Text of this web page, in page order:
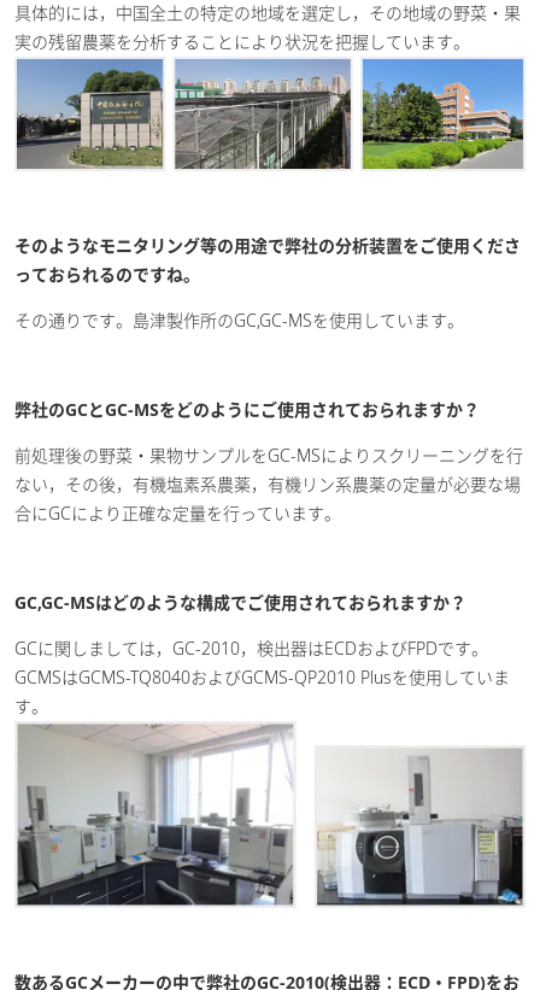
具体的には，中国全土の特定の地域を選定し，その地域の野菜・果
実の残留農薬を分析することにより状況を把握しています。
そのようなモニタリング等の用途で弊社の分析装置をご使用くださ
っておられるのですね。
その通りです。島津製作所のGC,GC-MSを使用しています。
弊社のGCとGC-MSをどのようにご使用されておられますか？
前処理後の野菜・果物サンプルをGC-MSによりスクリーニングを行
ない，その後，有機塩素系農薬，有機リン系農薬の定量が必要な場
合にGCにより正確な定量を行っています。
GC,GC-MSはどのような構成でご使用されておられますか？
GCに関しましては，GC-2010，検出器はECDおよびFPDです。
GCMSはGCMS-TQ8040およびGCMS-QP2010 Plusを使用していま
す。
数あるGCメーカーの中で弊社のGC-2010(検出器：ECD・FPD)をお